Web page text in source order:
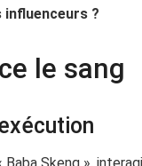
influenceurs ?
le sang